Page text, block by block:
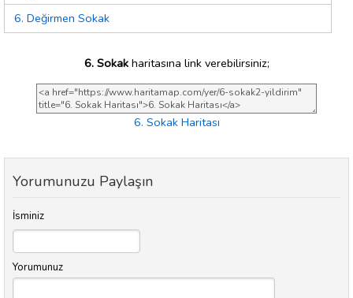
6. Değirmen Sokak
6. Sokakharitasına link verebilirsiniz;
6. Sokak Haritası
Yorumunuzu Paylaşın
İsminiz
Yorumunuz